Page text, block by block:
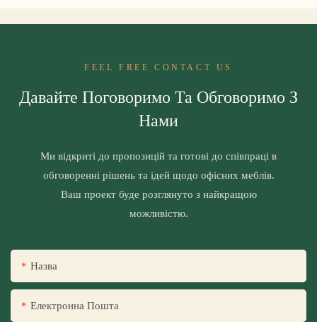
FEEL FREE CONTACT US
Давайте Поговоримо Та Обговоримо З
Нами
Ми відкриті до пропозицій та готові до співпраці в
обговоренні рішень та ідей щодо офісних меблів.
Ваш проект буде розглянуто з найкращою
можливістю.
Назва
Електронна Пошта